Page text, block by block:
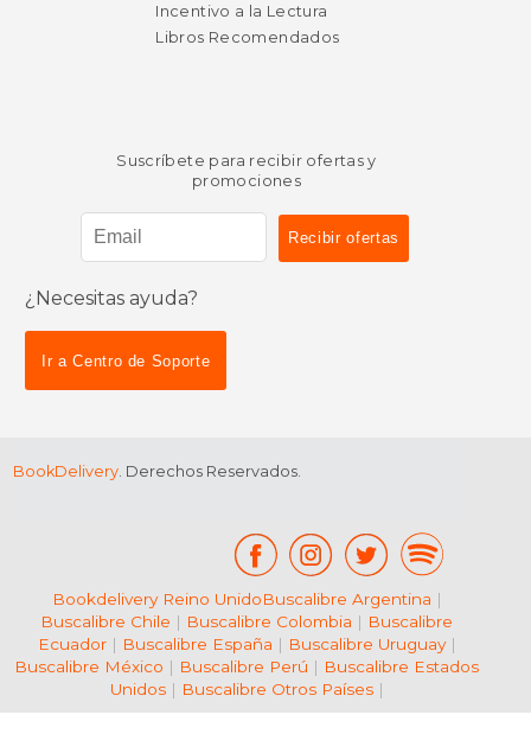
6%
Incentivo a la Lectura
Libros Recomendados
Suscríbete para recibir ofertas y
promociones
¿Necesitas ayuda?
Ir a Centro de Soporte
BookDelivery. Derechos Reservados.
Bookdelivery Reino UnidoBuscalibre Argentina |
Buscalibre Chile | Buscalibre Colombia | Buscalibre
Ecuador| Buscalibre España | Buscalibre Uruguay|
Buscalibre México | Buscalibre Perú | Buscalibre Estados
Unidos| Buscalibre Otros Países|